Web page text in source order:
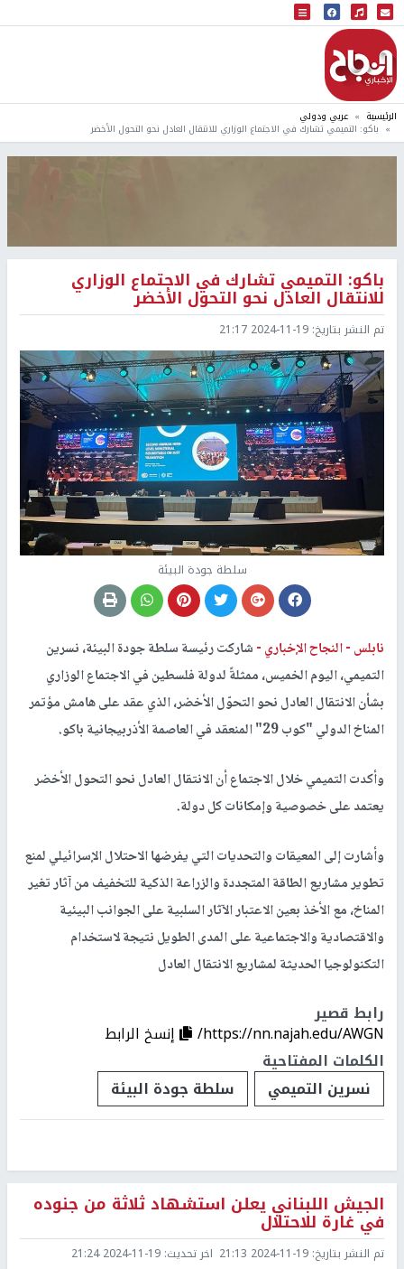
البث المباشر
إذاعة النجاح
الرئيسية عربي ودولي
باكو: التميمي تشارك في الاجتماع الوزاري للانتقال العادل نحو التحول الأخضر
باكو: التميمي تشارك في الاجتماع الوزاري
للانتقال العادل نحو التحول الأخضر
تم النشر بتاريخ: 2024-11-19 21:17
سلطة جودة البيئة
نابلس -النجاح الإخباري -شاركت رئيسة سلطة جودة البيئة، نسرين
التميمي، اليوم الخميس، ممثلةً لدولة فلسطين في الاجتماع الوزاري
بشأن الانتقال العادل نحو التحوّل الأخضر، الذي عقد على هامش مؤتمر
المناخ الدولي "كوب 29" المنعقد في العاصمة الأذربيجانية باكو.
وأكدت التميمي خلال الاجتماع أن الانتقال العادل نحو التحول الأخضر
يعتمد على خصوصية وإمكانات كل دولة.
وأشارت إلى المعيقات والتحديات التي يفرضها الاحتلال الإسرائيلي لمنع
تطوير مشاريع الطاقة المتجددة والزراعة الذكية للتخفيف من آثار تغير
المناخ، مع الأخذ بعين الاعتبار الآثار السلبية على الجوانب البيئية
والاقتصادية والاجتماعية على المدى الطويل نتيجة لاستخدام
التكنولوجيا الحديثة لمشاريع الانتقال العادل
رابط قصير
https://nn.najah.edu/AWGN/
إنسخ الرابط
الكلمات المفتاحية
نسرين التميمي
سلطة جودة البيئة
الجيش اللبناني يعلن استشهاد ثلاثة من جنوده
في غارة للاحتلال
تم النشر بتاريخ: 2024-11-19 21:13 اخر تحديث: 2024-11-19 21:24